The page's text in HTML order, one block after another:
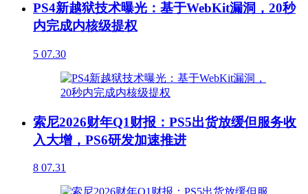
PS4新越狱技术曝光：基于WebKit漏洞，20秒
内完成内核级提权
5 07.30
索尼2026财年Q1财报：PS5出货放缓但服务收
入大增，PS6研发加速推进
8 07.31